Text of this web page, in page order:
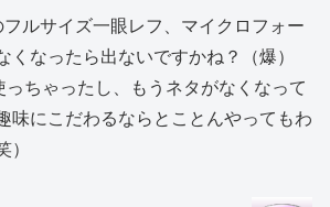
ルサイズ一眼レフ、マイクロフォー
くなったら出ないですかね？（爆）
ちゃったし、もうネタがなくなって
味にこだわるならとことんやってもわ
）